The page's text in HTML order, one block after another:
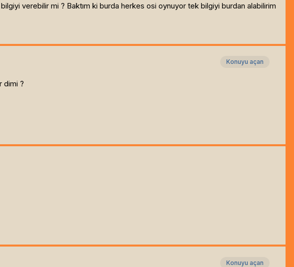
verebilir mi ? Baktım ki burda herkes osi oynuyor tek bilgiyi burdan alabilirim
Konuyu açan
dimi ?
Konuyu açan